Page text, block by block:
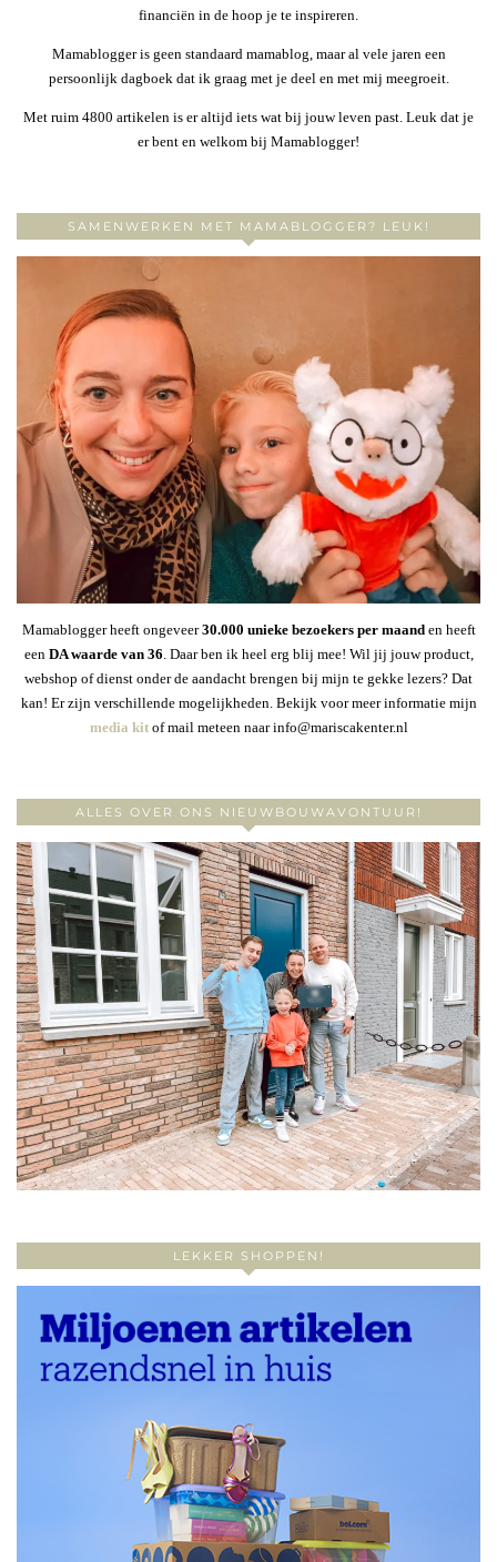
financiën in de hoop je te inspireren.
Mamablogger is geen standaard mamablog, maar al vele jaren een
persoonlijk dagboek dat ik graag met je deel en met mij meegroeit.
Met ruim 4800 artikelen is er altijd iets wat bij jouw leven past. Leuk dat je
er bent en welkom bij Mamablogger!
SAMENWERKEN MET MAMABLOGGER? LEUK!
Mamablogger heeft ongeveer30.000 unieke bezoekers per maanden heeft
een DA waarde van 36. Daar ben ik heel erg blij mee! Wil jij jouw product,
webshop of dienst onder de aandacht brengen bij mijn te gekke lezers? Dat
kan! Er zijn verschillende mogelijkheden. Bekijk voor meer informatie mijn
media kitof mail meteen naar info@mariscakenter.nl
ALLES OVER ONS NIEUWBOUWAVONTUUR!
LEKKER SHOPPEN!